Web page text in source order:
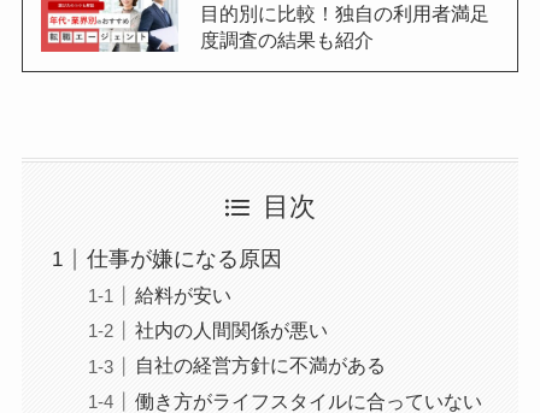
目的別に比較！独自の利用者満足
度調査の結果も紹介
目次
仕事が嫌になる原因
給料が安い
社内の人間関係が悪い
自社の経営方針に不満がある
働き方がライフスタイルに合っていない